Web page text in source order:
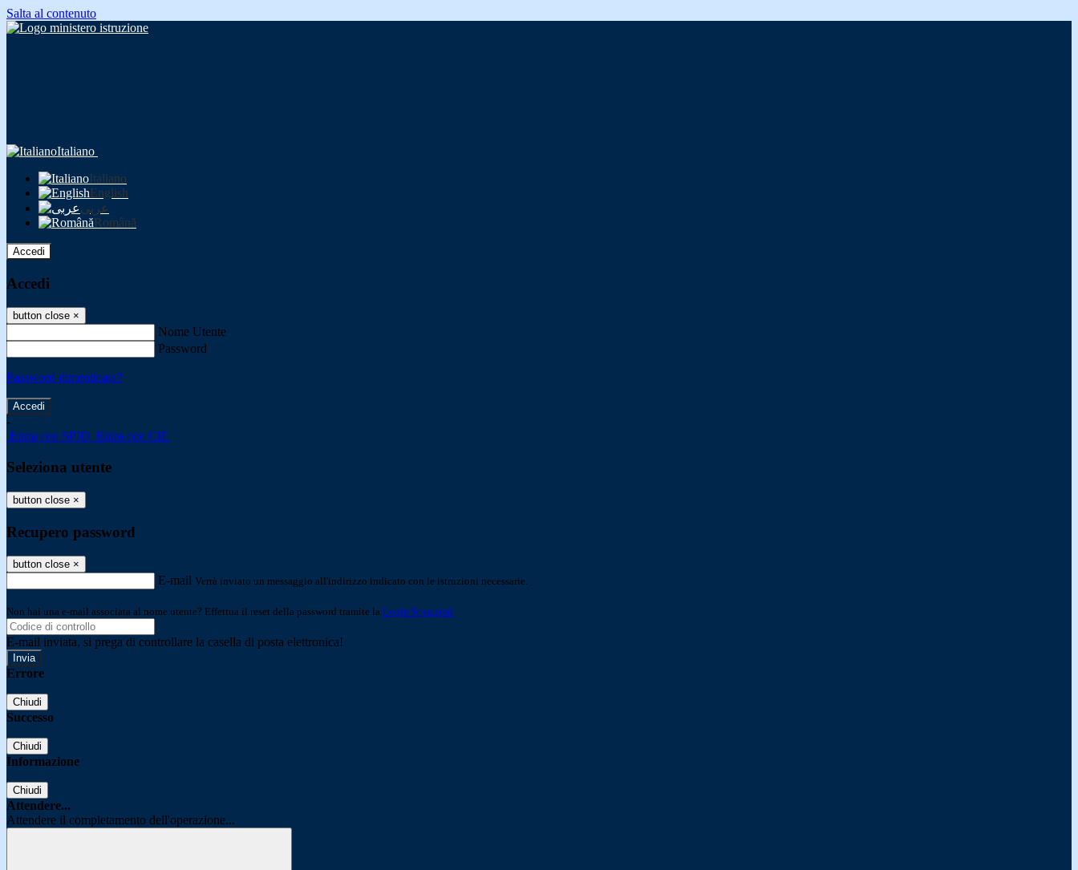
Salta al contenuto
Italiano
Italiano
English
عربى
Română
Accedi
Accedi
button close ×
Nome Utente
Password
Password dimenticata?
-
Entra con SPID Entra con CIE
Seleziona utente
button close ×
Recupero password
button close ×
E-mail Verrà inviato un messaggio all'indirizzo indicato con le istruzioni necessarie.
Non hai una e-mail associata al nome utente? Effettua il reset della password tramite la Login Spaggiari
E-mail inviata, si prega di controllare la casella di posta elettronica!
Errore
Chiudi
Successo
Chiudi
Informazione
Chiudi
Attendere...
Attendere il completamento dell'operazione...